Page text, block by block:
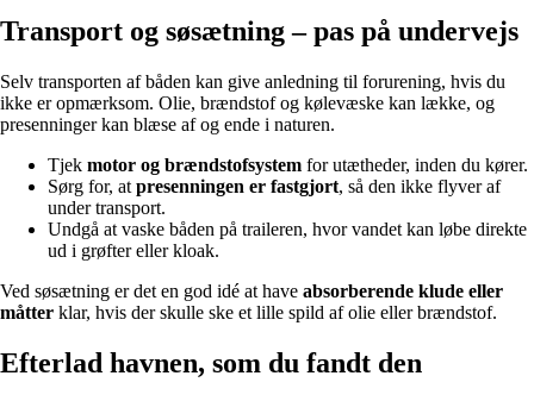
Transport og søsætning – pas på undervejs
Selv transporten af båden kan give anledning til forurening, hvis du
ikke er opmærksom. Olie, brændstof og kølevæske kan lække, og
presenninger kan blæse af og ende i naturen.
Tjek motor og brændstofsystem for utætheder, inden du kører.
Sørg for, at presenningen er fastgjort, så den ikke flyver af
under transport.
Undgå at vaske båden på traileren, hvor vandet kan løbe direkte
ud i grøfter eller kloak.
Ved søsætning er det en god idé at have absorberende klude eller
måtter klar, hvis der skulle ske et lille spild af olie eller brændstof.
Efterlad havnen, som du fandt den